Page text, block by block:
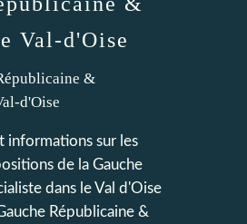
Val-d'Oise
informations sur les
de la Gauche
dans le Val d'Oise
Républicaine &